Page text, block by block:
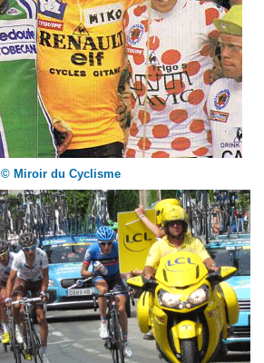
© Miroir du Cyclisme